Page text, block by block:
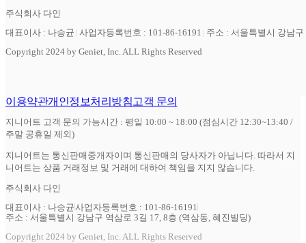
주식회사 다인
대표이사 : 나승균 사업자등록번호 : 101-86-16191
주소 : 서울특별시 강남
Copyright 2024 by Geniet, Inc. ALL Rights Reserved
이용약관개인정보처리방침고객 문의
지니어트 고객 문의 가능시간 : 평일 10:00 ~ 18:00 (점심시간 12:30~13:40 /
주말 공휴일 제외)
지니어트는 통신판매중개자이며 통신판매의 당사자가 아닙니다. 따라서 지
니어트는 상품 거래정보 및 거래에 대하여 책임을 지지 않습니다.
주식회사 다인
대표이사 : 나승균사업자등록번호 : 101-86-16191
주소 : 서울특별시 강남구 역삼로 3길 17, 8층 (역삼동, 혜진빌딩)
Copyright 2024 by Geniet, Inc. ALL Rights Reserved